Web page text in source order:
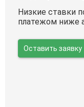
Низкие ставки
платежом ниже
Оставить заявку